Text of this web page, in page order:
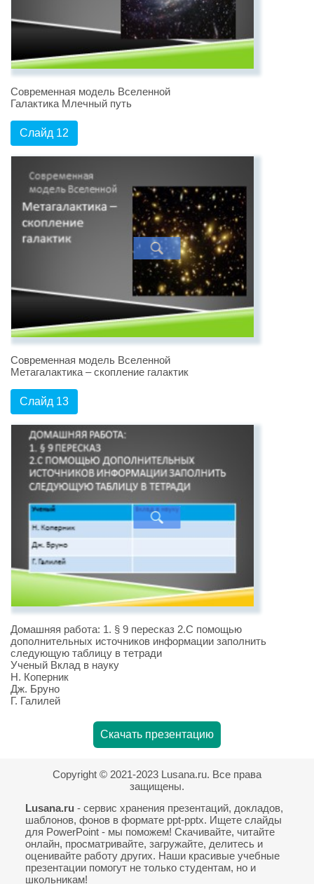
Современная модель Вселенной
Галактика Млечный путь
Слайд 12
Современная модель Вселенной
Метагалактика – скопление галактик
Слайд 13
Домашняя работа: 1. § 9 пересказ 2.С помощью
дополнительных источников информации заполнить
следующую таблицу в тетради
Ученый Вклад в науку
Н. Коперник
Дж. Бруно
Г. Галилей
Скачать презентацию
Copyright © 2021-2023 Lusana.ru. Все права
защищены.
Lusana.ru - сервис хранения презентаций, докладов,
шаблонов, фонов в формате ppt-pptx. Ищете слайды
для PowerPoint - мы поможем! Скачивайте, читайте
онлайн, просматривайте, загружайте, делитесь и
оценивайте работу других. Наши красивые учебные
презентации помогут не только студентам, но и
школьникам!